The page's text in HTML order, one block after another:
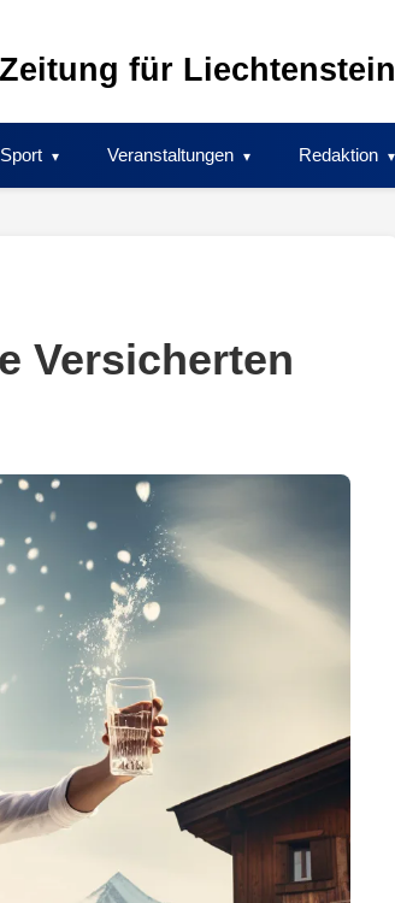
für Liechtenstein
Sport Veranstaltungen Redaktion
Versicherten